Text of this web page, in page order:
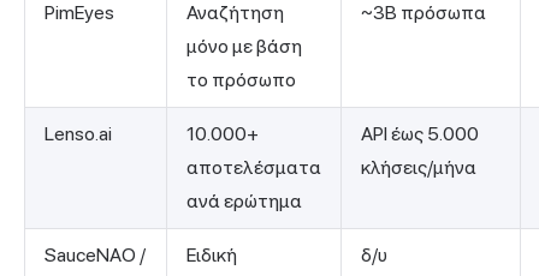
PimEyes
Αναζήτηση
μόνο με βάση
το πρόσωπο
~3B πρόσωπα
Lenso.ai
10.000+
αποτελέσματα
ανά ερώτημα
API έως 5.000
κλήσεις/μήνα
SauceNAO /
Ειδική
δ/υ